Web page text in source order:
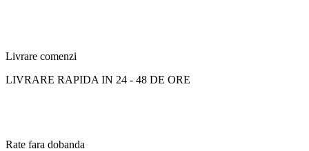
Livrare comenzi
LIVRARE RAPIDA IN 24 - 48 DE ORE
Rate fara dobanda